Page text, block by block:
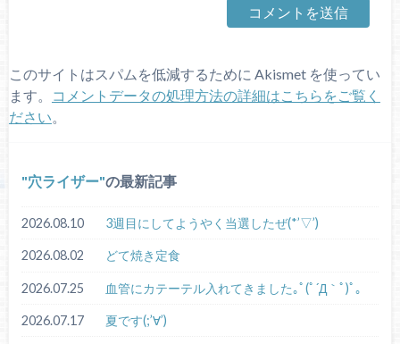
このサイトはスパムを低減するために Akismet を使ってい
ます。
コメントデータの処理方法の詳細はこちらをご覧く
ださい。
穴ライザー の最新記事
2026.08.10 3週目にしてようやく当選したぜ(*’▽’)
2026.08.02 どて焼き定食
2026.07.25 血管にカテーテル入れてきました｡ﾟ(ﾟ´Д｀ﾟ)ﾟ｡
2026.07.17 夏です(;’∀’)